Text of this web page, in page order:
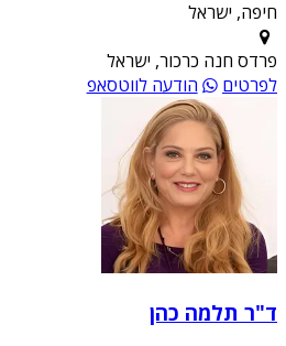
חיפה, ישראל
פרדס חנה כרכור, ישראל
לפרטים
הודעה לווטסאפ
ד"ר תלמה כהן